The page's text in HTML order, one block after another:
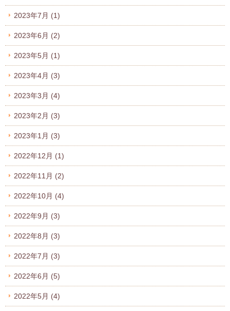
2023年7月 (1)
2023年6月 (2)
2023年5月 (1)
2023年4月 (3)
2023年3月 (4)
2023年2月 (3)
2023年1月 (3)
2022年12月 (1)
2022年11月 (2)
2022年10月 (4)
2022年9月 (3)
2022年8月 (3)
2022年7月 (3)
2022年6月 (5)
2022年5月 (4)